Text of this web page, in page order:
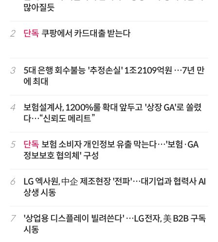
많아질듯
2 단독 쿠팡에서 카드대출 받는다
3
5대 은행 회수불능 '추정손실' 1조2109억원 …7년 만
에 최대
4
보험설계사, 1200%룰 확대 앞두고 '상장 GA'로 쏠렸
다…“신뢰도 메리트”
5 단독 보험 소비자 개인정보 유출 막는다…'보험·GA
정보보호 협의체' 구성
6
LG 엑사원, 中企 제조현장 '전파'…대기업과 협력사 AI
상생 시동
7
'상업용 디스플레이 빌려쓴다' …LG전자, 美 B2B 구독
시동